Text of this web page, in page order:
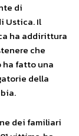
di
Ustica. Il
ha addirittura
che
ha fatto una
della
dei familiari